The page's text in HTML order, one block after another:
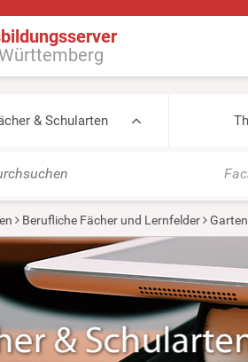
& Schularten
Berufliche Fächer und Lernfelder